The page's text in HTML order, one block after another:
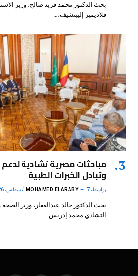
بحث الدكتور محمد فريد صالح، وزير
فلاديمير إلييتشيف،…
مباحثات مصرية تشادية لدعم
وتبادل الخبرات الطبية
بواسطة MOHAMED ELARABY 7 أغسطس، 2026
بحث الدكتور خالد عبدالغفار، وزير
التشادي محمد إدريس…